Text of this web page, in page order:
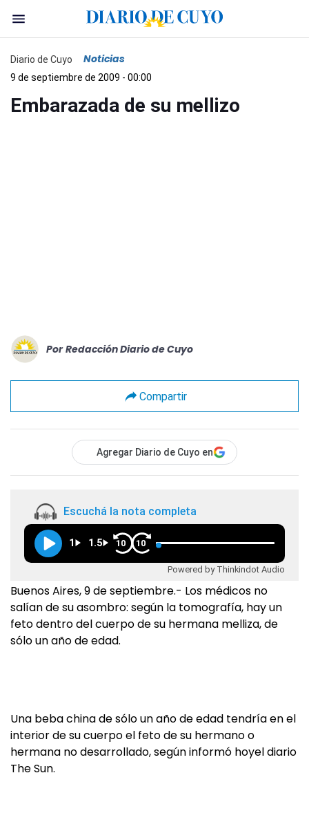
Diario de Cuyo Noticias
9 de septiembre de 2009 - 00:00
Embarazada de su mellizo
Por Redacción Diario de Cuyo
Compartir
Agregar Diario de Cuyo en
Escuchá la nota completa
1 1.5 10 10
Powered by Thinkindot Audio
Buenos Aires, 9 de septiembre.- Los médicos no
salían de su asombro: según la tomografía, hay un
feto dentro del cuerpo de su hermana melliza, de
sólo un año de edad.
Una beba china de sólo un año de edad tendría en el
interior de su cuerpo el feto de su hermano o
hermana no desarrollado, según informó hoyel diario
The Sun.